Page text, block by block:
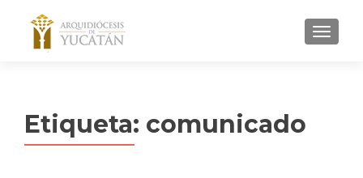
MENU
Etiqueta: comunicado